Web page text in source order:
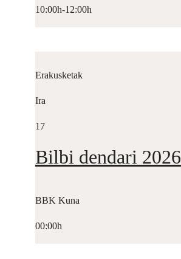
10:00h-12:00h
Erakusketak
Ira
17
Bilbi dendari 2026
BBK Kuna
00:00h